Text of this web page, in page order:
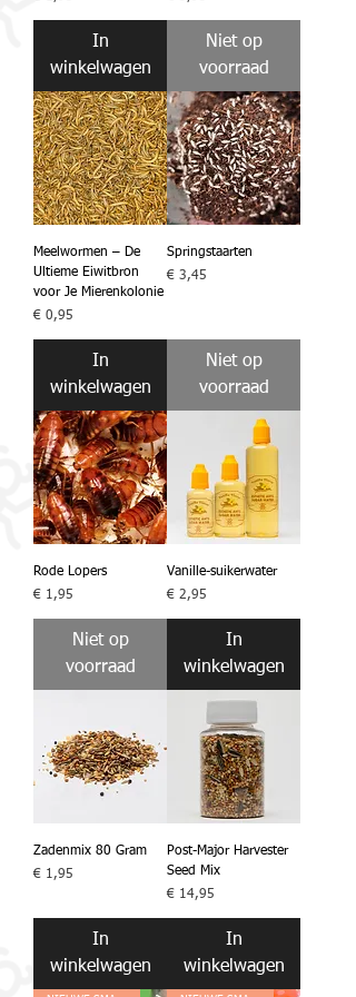
In
winkelwagen
Niet op
voorraad
Meelwormen – De
Ultieme Eiwitbron
voor Je Mierenkolonie
Prijs
€ 0,95
In
winkelwagen
Springstaarten
Prijs
€ 3,45
Niet op
voorraad
Rode Lopers
Prijs
€ 1,95
Niet op
voorraad
Vanille-suikerwater
Prijs
€ 2,95
In
winkelwagen
Zadenmix 80 Gram
Prijs
€ 1,95
In
winkelwagen
Post-Major Harvester
Seed Mix
Prijs
€ 14,95
In
winkelwagen